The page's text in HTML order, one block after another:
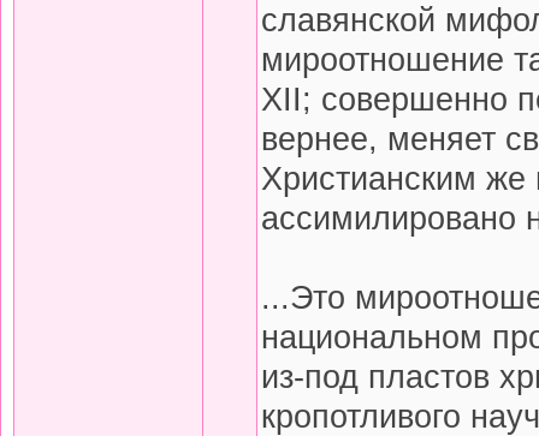
славянской
мироотношение
XII; совершенно
вернее, меняет
Христианским
ассимилировано
...Это
национальном
из-под пластов
кропотливого